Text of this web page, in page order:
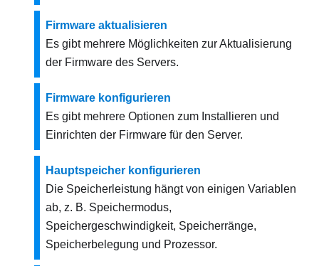
Firmware aktualisieren
Es gibt mehrere Möglichkeiten zur Aktualisierung
der Firmware des Servers.
Firmware konfigurieren
Es gibt mehrere Optionen zum Installieren und
Einrichten der Firmware für den Server.
Hauptspeicher konfigurieren
Die Speicherleistung hängt von einigen Variablen
ab, z. B. Speichermodus,
Speichergeschwindigkeit, Speicherränge,
Speicherbelegung und Prozessor.